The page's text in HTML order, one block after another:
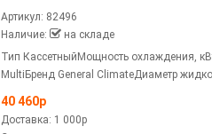
Артикул: 82496
Наличие:
на складе
Тип КассетныйМощность охлаждения,
MultiБренд General ClimateДиаметр
40 460р
Доставка: 1 000р